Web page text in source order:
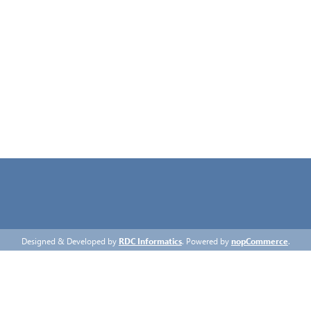
Designed & Developed by RDC Informatics. Powered bynopCommerce.